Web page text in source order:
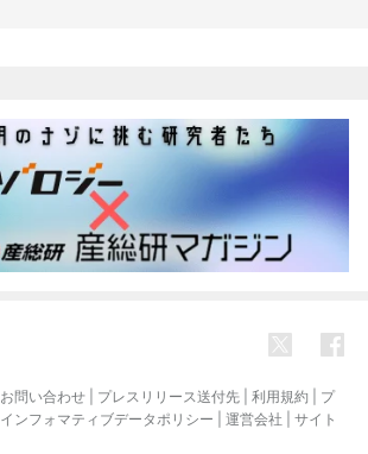
お問い合わせ プレスリリース送付先 利用規約
プ
インフォマティブデータポリシー 運営会社
サイト